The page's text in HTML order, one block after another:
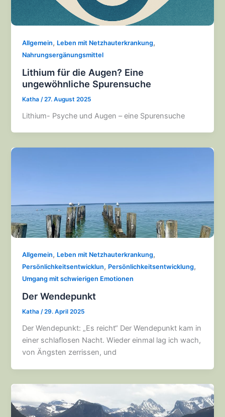
Allgemein, Leben mit Netzhauterkrankung,
Nahrungsergänungsmittel
Lithium für die Augen? Eine
ungewöhnliche Spurensuche
Katha /27. August 2025
Lithium- Psyche und Augen – eine Spurensuche
Allgemein, Leben mit Netzhauterkrankung,
Persönlichkeitsentwicklun, Persönlichkeitsentwicklung,
Umgang mit schwierigen Emotionen
Der Wendepunkt
Katha/29. April 2025
Der Wendepunkt: „Es reicht“ Der Wendepunkt kam in
einer schlaflosen Nacht. Wieder einmal lag ich wach,
von Ängsten zerrissen, und